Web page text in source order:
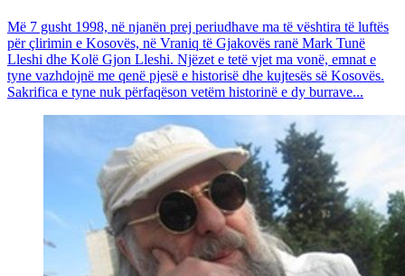
Më 7 gusht 1998, në njanën prej periudhave ma të vështira të luftës
për çlirimin e Kosovës, në Vraniq të Gjakovës ranë Mark Tunë
Lleshi dhe Kolë Gjon Lleshi. Njëzet e tetë vjet ma vonë, emnat e
tyne vazhdojnë me qenë pjesë e historisë dhe kujtesës së Kosovës.
Sakrifica e tyne nuk përfaqëson vetëm historinë e dy burrave...